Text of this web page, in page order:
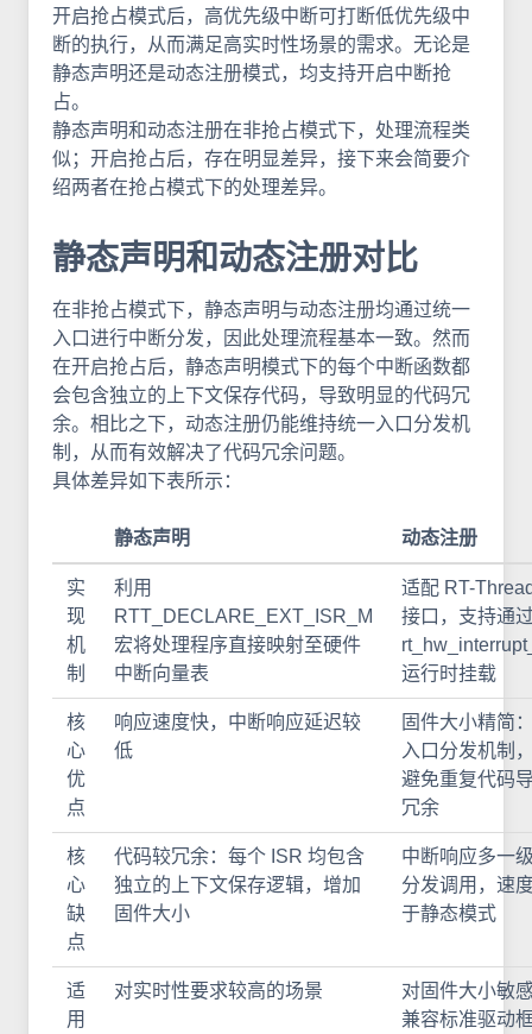
开启抢占模式后，高优先级中断可打断低优先级中
断的执行，从而满足高实时性场景的需求。无论是
静态声明还是动态注册模式，均支持开启中断抢
占。
静态声明和动态注册在非抢占模式下，处理流程类
似；开启抢占后，存在明显差异，接下来会简要介
绍两者在抢占模式下的处理差异。
静态声明和动态注册对比
在非抢占模式下，静态声明与动态注册均通过统一
入口进行中断分发，因此处理流程基本一致。然而
在开启抢占后，静态声明模式下的每个中断函数都
会包含独立的上下文保存代码，导致明显的代码冗
余。相比之下，动态注册仍能维持统一入口分发机
制，从而有效解决了代码冗余问题。
具体差异如下表所示：
静态声明 动态注册
实
现
机
制
利用
RTT_DECLARE_EXT_ISR_M
宏将处理程序直接映射至硬件
中断向量表
适配 RT-
接口，支持通
运行时挂载
核
心
优
点
响应速度快，中断响应延迟较
低
固件大小精简
入口分发机制
避免重复代码
冗余
核
心
缺
点
代码较冗余：每个 ISR 均包含
独立的上下文保存逻辑，增加
固件大小
中断响应多一
分发调用，速
于静态模式
适
用
对实时性要求较高的场景
对固件大小敏
兼容标准驱动